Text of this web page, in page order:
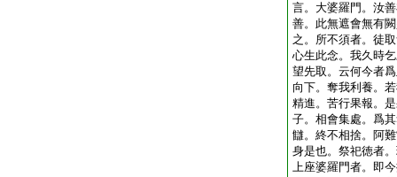
言。大婆羅門。汝
善。此無遮會無有
之。所不須者。徒
心生此念。我久時
望先取。云何今者
向下。奪我利養。
精進。苦行果報。
子。相會集處。爲
讎。終不相捨。阿
身是也。祭祀徳者
上座婆羅門者。即